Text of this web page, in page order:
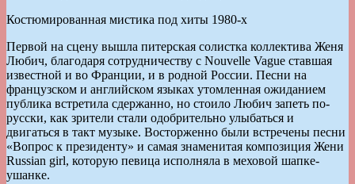
Костюмированная мистика под хиты 1980-х
Первой на сцену вышла питерская солистка коллектива Женя
Любич, благодаря сотрудничеству с Nouvelle Vague ставшая
известной и во Франции, и в родной России. Песни на
французском и английском языках утомленная ожиданием
публика встретила сдержанно, но стоило Любич запеть по-
русски, как зрители стали одобрительно улыбаться и
двигаться в такт музыке. Восторженно были встречены песни
«Вопрос к президенту» и самая знаменитая композиция Жени
Russian girl, которую певица исполняла в меховой шапке-
ушанке.